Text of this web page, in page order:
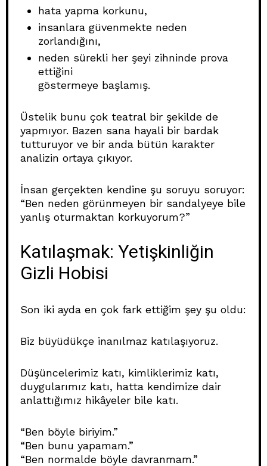
hata yapma korkunu,
insanlara güvenmekte neden
zorlandığını,
neden sürekli her şeyi zihninde prova
ettiğini
göstermeye başlamış.
Üstelik bunu çok teatral bir şekilde de
yapmıyor. Bazen sana hayali bir bardak
tutturuyor ve bir anda bütün karakter
analizin ortaya çıkıyor.
İnsan gerçekten kendine şu soruyu soruyor:
“Ben neden görünmeyen bir sandalyeye bile
yanlış oturmaktan korkuyorum?”
Katılaşmak: Yetişkinliğin
Gizli Hobisi
Son iki ayda en çok fark ettiğim şey şu oldu:
Biz büyüdükçe inanılmaz katılaşıyoruz.
Düşüncelerimiz katı, kimliklerimiz katı,
duygularımız katı, hatta kendimize dair
anlattığımız hikâyeler bile katı.
“Ben böyle biriyim.”
“Ben bunu yapamam.”
“Ben normalde böyle davranmam.”